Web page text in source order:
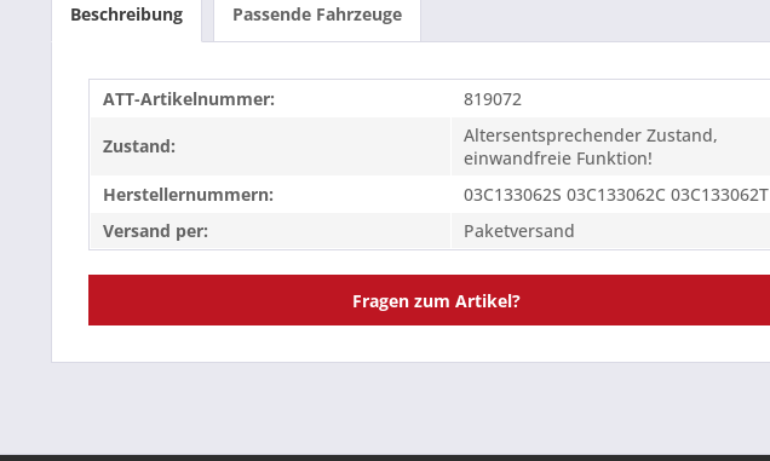
Beschreibung Passende Fahrzeuge
ATT-Artikelnummer: 819072
Zustand:
Altersentsprechender Zustand,
einwandfreie Funktion!
Herstellernummern:
03C133062S 03C133062C 03C133062T
Versand per:
Paketversand
Fragen zum Artikel?